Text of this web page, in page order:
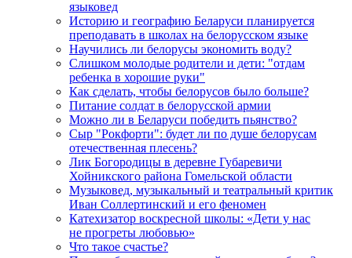
языковед
Историю и географию Беларуси планируется
преподавать в школах на белорусском языке
Научились ли белорусы экономить воду?
Слишком молодые родители и дети: "отдам
ребенка в хорошие руки"
Как сделать, чтобы белорусов было больше?
Питание солдат в белорусской армии
Можно ли в Беларуси победить пьянство?
Сыр "Рокфорти": будет ли по душе белорусам
отечественная плесень?
Лик Богородицы в деревне Губаревичи
Хойникского района Гомельской области
Музыковед, музыкальный и театральный критик
Иван Соллертинский и его феномен
Катехизатор воскресной школы: «Дети у нас
не прогреты любовью»
Что такое счастье?